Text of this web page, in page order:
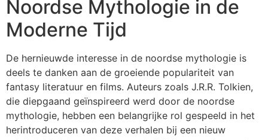
Noordse Mythologie in de
Moderne Tijd
De hernieuwde interesse in de noordse mythologie is
deels te danken aan de groeiende populariteit van
fantasy literatuur en films. Auteurs zoals J.R.R. Tolkien,
die diepgaand geïnspireerd werd door de noordse
mythologie, hebben een belangrijke rol gespeeld in het
herintroduceren van deze verhalen bij een nieuw